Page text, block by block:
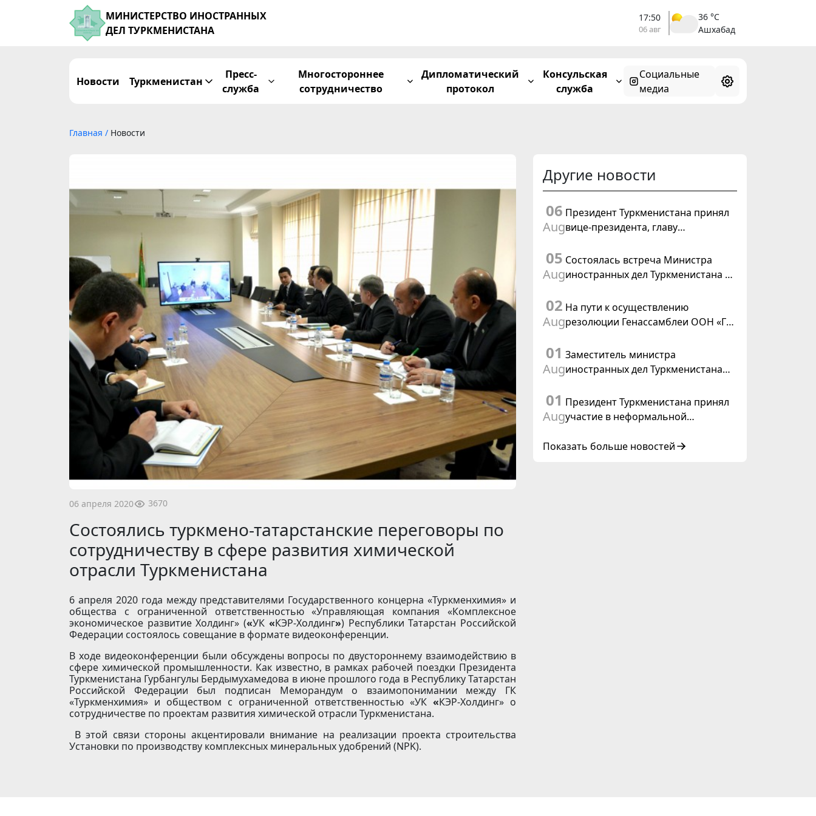
МИНИСТЕРСТВО ИНОСТРАННЫХ
ДЕЛ ТУРКМЕНИСТАНА
17:50
06 авг
36 °C
Ашхабад
Новости Туркменистан
Пресс-
служба
Многостороннее
сотрудничество
Дипломатический
протокол
Консульская
служба
Социальные
медиа
Главная / Новости
06 апреля 2020 3670
Состоялись туркмено-татарстанские переговоры по
сотрудничеству в сфере развития химической
отрасли Туркменистана
6 апреля 2020 года между представителями Государственного концерна «Туркменхимия» и
общества с ограниченной ответственностью «Управляющая компания «Комплексное
экономическое развитие Холдинг» («УК «КЭР-Холдинг») Республики Татарстан Российской
Федерации состоялось совещание в формате видеоконференции.
В ходе видеоконференции были обсуждены вопросы по двустороннему взаимодействию в
сфере химической промышленности. Как известно, в рамках рабочей поездки Президента
Туркменистана Гурбангулы Бердымухамедова в июне прошлого года в Республику Татарстан
Российской Федерации был подписан Меморандум о взаимопонимании между ГК
«Туркменхимия» и обществом с ограниченной ответственностью «УК «КЭР-Холдинг» о
сотрудничестве по проектам развития химической отрасли Туркменистана.
В этой связи стороны акцентировали внимание на реализации проекта строительства
Установки по производству комплексных минеральных удобрений (NPK).
Другие новости
06
Aug
Президент Туркменистана принял
вице-президента, главу
иностранных дел Швейцарской
Конфедерации
05
Aug
Состоялась встреча Министра
иностранных дел Туркменистана с
02
Aug
На пути к осуществлению
резолюции Генассамблеи ООН «Год
инициированной Туркменистаном
01
Aug
Заместитель министра
иностранных дел Туркменистана
старших должностных лиц Форума
сотрудничества «Центральная
01
Aug
Президент Туркменистана принял
участие в неформальной
государств Центральной Азии и
Показать больше новостей